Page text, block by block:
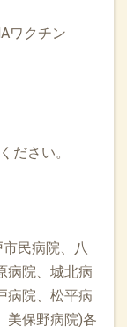
ワクチン
ださい。
民病院、八
病院、城北病
病院、松平病
美保野病院)各